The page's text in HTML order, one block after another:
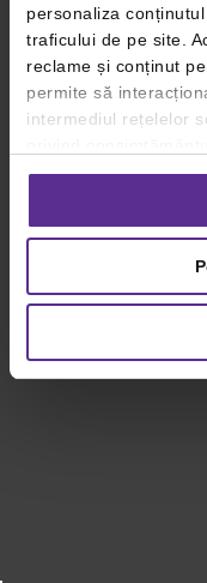
personaliza
traficului de pe site.
reclame și conținut
permite să
intermediul rețelelor
consimțământul
setările dvs. de
privind utilizarea